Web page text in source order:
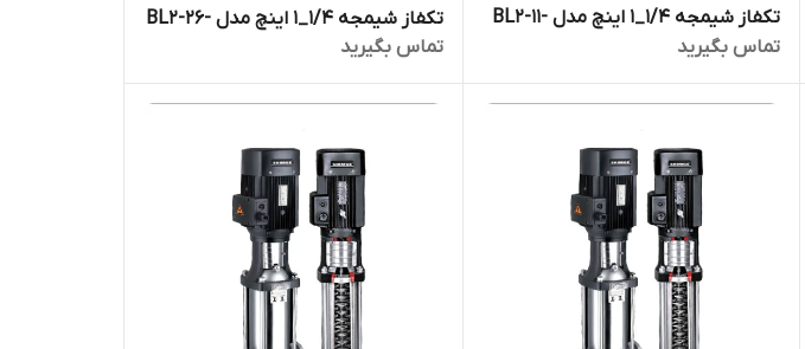
تکفاز شیمجه ۱/۴_۱ اینچ مدل BL2-11-
1PH | الکترو پمپ پروانه استیل فشار
قوی دیگ بخار
تماس بگیرید
تکفاز شیمجه ۱/۴_۱ اینچ مدل BL2-26-
1PH | الکترو پمپ پروانه استیل فشار
قوی دیگ بخار
تماس بگیرید